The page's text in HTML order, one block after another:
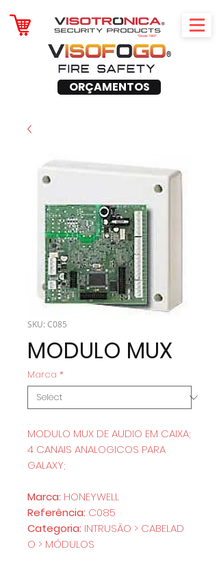
ORÇAMENTOS
SKU: C085
MODULO MUX
Marca *
MODULO MUX DE AUDIO EM CAIXA;
4 CANAIS ANALOGICOS PARA
GALAXY;
Marca: HONEYWELL
Referência: C085
Categoria: INTRUSÃO > CABELAD
O > MÓDULOS